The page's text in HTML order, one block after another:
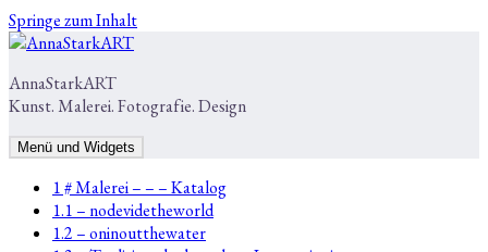
Springe zum Inhalt
AnnaStarkART
Kunst. Malerei. Fotografie. Design
Menü und Widgets
1 # Malerei – – – Katalog
1.1 – nodevidetheworld
1.2 – oninoutthewater